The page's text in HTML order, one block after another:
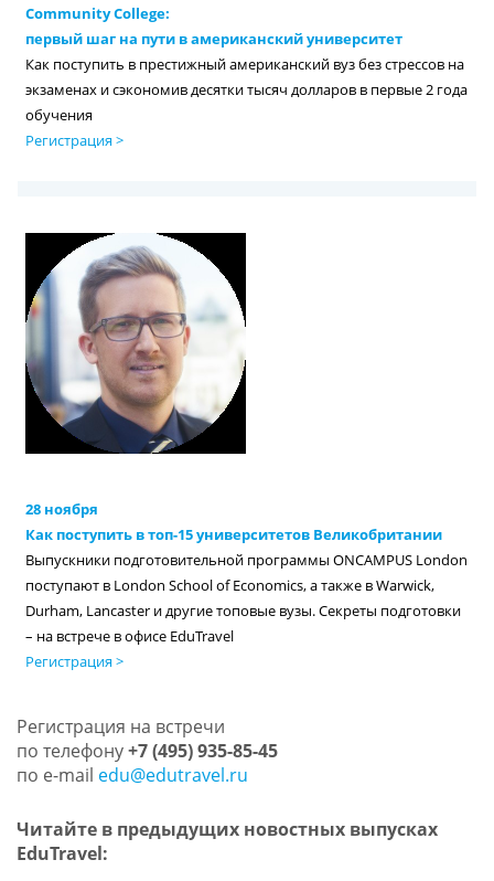
Community College:
первый шаг на пути в американский университет
Как поступить в престижный американский вуз без стрессов на
экзаменах и сэкономив десятки тысяч долларов в первые 2 года
обучения
Регистрация >
28 ноября
Как поступить в топ-15 университетов Великобритании
Выпускники подготовительной программы ONCAMPUS London
поступают в London School of Economics, а также в Warwick,
Durham, Lancaster и другие топовые вузы. Секреты подготовки
– на встрече в офисе EduTravel
Регистрация >
Регистрация на встречи
по телефону+7 (495) 935-85-45
по e-mail edu@edutravel.ru
Читайте в предыдущих новостных выпусках
EduTravel: